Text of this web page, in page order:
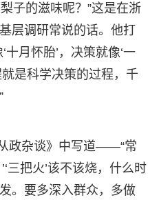
子的滋味呢？”这是在浙
层调研常说的话。他打
十月怀胎’，决策就像‘一
是科学决策的过程，千
政杂谈》中写道——“常
三把火’该不该烧，什么时
。要多深入群众，多做